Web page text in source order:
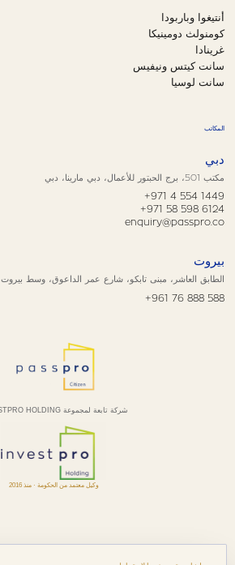
أنتيغوا وباربودا
كومنولث دومينيكا
غرينادا
سانت كيتس ونيفيس
سانت لوسيا
المكاتب
دبي
مكتب 501، برج الحبتور للأعمال، دبي مارينا، دبي
+971 4 554 1449
+971 58 598 6124
enquiry@passpro.co
بيروت
الطابق العاشر، مبنى تابكو، شارع عمر الداعوق، وسط بيروت
+961 76 888 588
شركة تابعة لمجموعة INVESTPRO HOLDING
وكيل معتمد من الحكومة · منذ 2016